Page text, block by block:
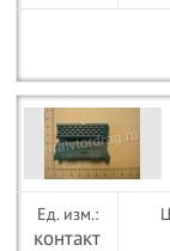
контакт